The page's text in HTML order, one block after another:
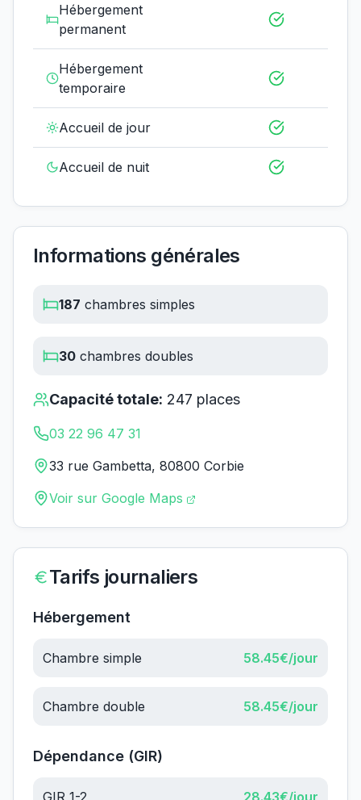
Hébergement
permanent
Hébergement
temporaire
Accueil de jour
Accueil de nuit
Informations générales
187 chambres simples
30 chambres doubles
Capacité totale: 247 places
03 22 96 47 31
33 rue Gambetta, 80800 Corbie
Voir sur Google Maps
Tarifs journaliers
Hébergement
Chambre simple 58.45€/jour
Chambre double 58.45€/jour
Dépendance (GIR)
GIR 1-2 28.43€/jour